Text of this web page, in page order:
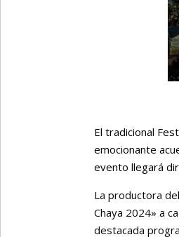
El tradicional
emocionante
evento llegará
La productora
Chaya 2024» a
destacada